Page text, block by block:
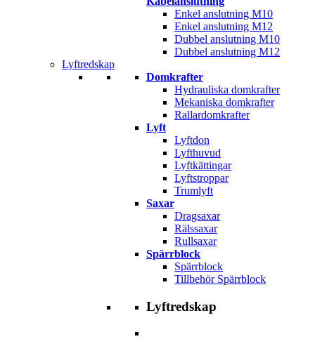
Enkel anslutning M10
Enkel anslutning M12
Dubbel anslutning M10
Dubbel anslutning M12
Lyftredskap
Domkrafter
Hydrauliska domkrafter
Mekaniska domkrafter
Rallardomkrafter
Lyft
Lyftdon
Lyfthuvud
Lyftkättingar
Lyftstroppar
Trumlyft
Saxar
Dragsaxar
Rälssaxar
Rullsaxar
Spärrblock
Spärrblock
Tillbehör Spärrblock
Lyftredskap